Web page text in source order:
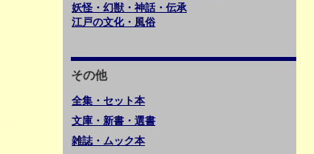
妖怪・幻獣・神話・伝承
江戸の文化・風俗
その他
全集・セット本
文庫・新書・選書
雑誌・ムック本